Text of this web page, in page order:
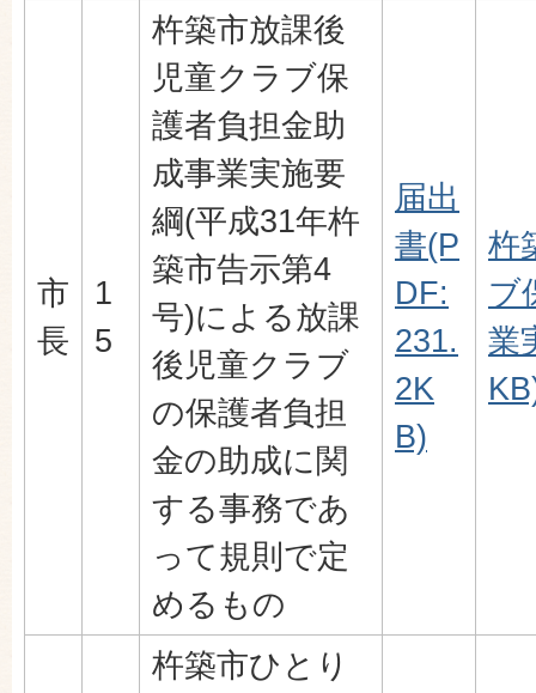
市
長
1
5
杵築市放課後
児童クラブ保
護者負担金助
成事業実施要
綱(平成31年杵
築市告示第4
号)による放課
後児童クラブ
の保護者負担
金の助成に関
する事務であ
って規則で定
めるもの
届出
書(P
DF:
231.
2K
B)
杵
ブ
業
杵築市ひとり